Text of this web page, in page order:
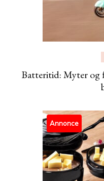
Batteritid: Myter og
Annonce